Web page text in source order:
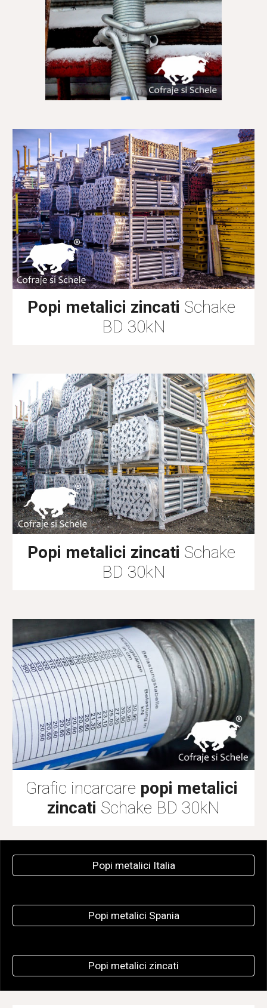
Popi metalici zincati Schake
BD 30kN
Popi metalici zincati Schake
BD 30kN
Grafic incarcare popi metalici
zincati Schake BD 30kN
Popi metalici Italia
Popi metalici Spania
Popi metalici zincati